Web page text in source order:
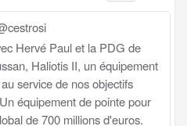
Hervé Paul et la PDG de
Haliotis II, un équipement
service de nos objectifs
équipement de pointe pour
de 700 millions d'euros.